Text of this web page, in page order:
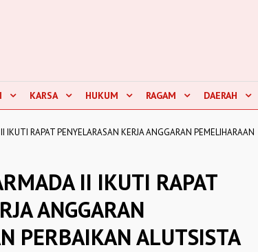
KARSA HUKUM RAGAM DAERAH
IKUTI RAPAT PENYELARASAN KERJA ANGGARAN PEMELIHARAAN
II IKUTI RAPAT
ANGGARAN
PERBAIKAN ALUTSISTA